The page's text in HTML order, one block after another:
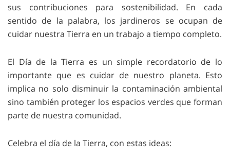
sus contribuciones para sostenibilidad. En cada
sentido de la palabra, los jardineros se ocupan de
cuidar nuestra Tierra en un trabajo a tiempo completo.
El Día de la Tierra es un simple recordatorio de lo
importante que es cuidar de nuestro planeta. Esto
implica no solo disminuir la contaminación ambiental
sino también proteger los espacios verdes que forman
parte de nuestra comunidad.
Celebra el día de la Tierra, con estas ideas: